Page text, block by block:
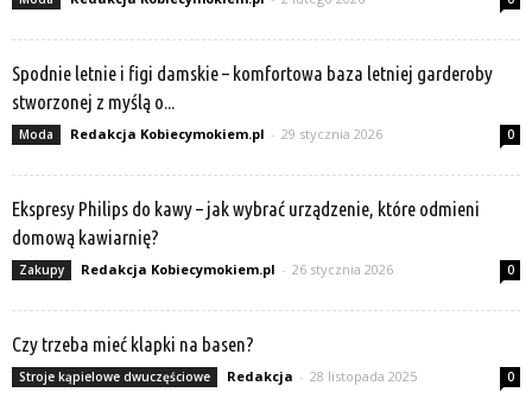
Spodnie letnie i figi damskie – komfortowa baza letniej garderoby
stworzonej z myślą o...
Moda Redakcja Kobiecymokiem.pl - 29 stycznia 2026 0
Ekspresy Philips do kawy – jak wybrać urządzenie, które odmieni
domową kawiarnię?
Zakupy Redakcja Kobiecymokiem.pl - 26 stycznia 2026 0
Czy trzeba mieć klapki na basen?
Stroje kąpielowe dwuczęściowe Redakcja - 28 listopada 2025 0